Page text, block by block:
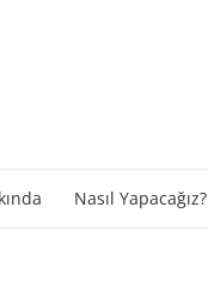
Nasıl Yapacağız?